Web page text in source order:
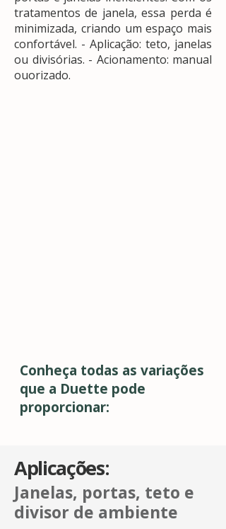
tratamentos de janela, essa perda é
minimizada, criando um espaço mais
confortável. - Aplicação: teto, janelas
ou divisórias. - Acionamento: manual
ouorizado.
Conheça todas as variações
que a Duette pode
proporcionar:
Aplicações:
Janelas, portas, teto e
divisor de ambiente